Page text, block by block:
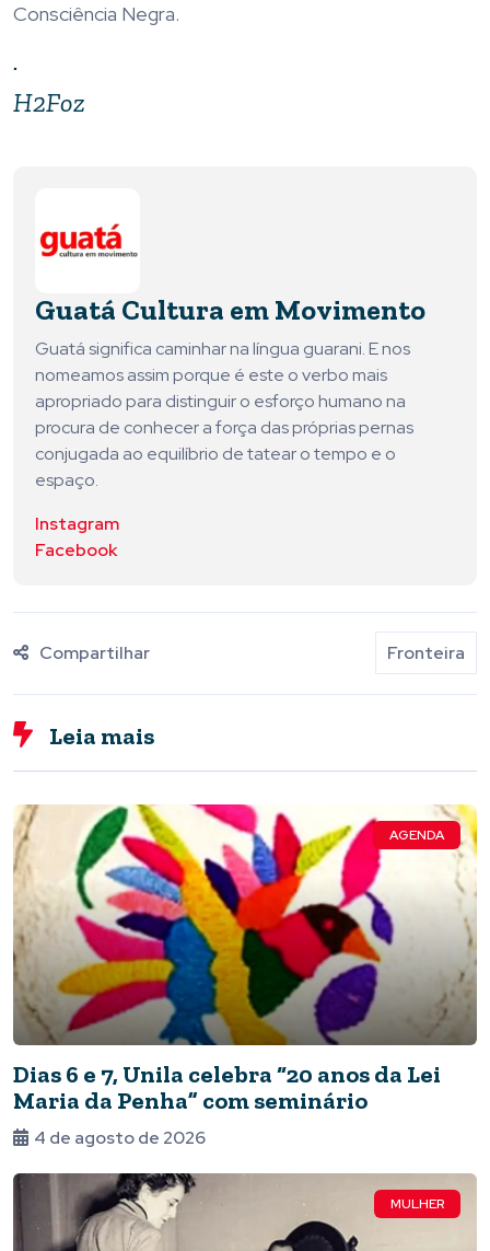
Consciência Negra.
.
H2Foz
Guatá Cultura em Movimento
Guatá significa caminhar na língua guarani. E nos
nomeamos assim porque é este o verbo mais
apropriado para distinguir o esforço humano na
procura de conhecer a força das próprias pernas
conjugada ao equilíbrio de tatear o tempo e o
espaço.
Instagram
Facebook
Compartilhar Fronteira
Leia mais
AGENDA
Dias 6 e 7, Unila celebra “20 anos da Lei
Maria da Penha” com seminário
4 de agosto de 2026
MULHER